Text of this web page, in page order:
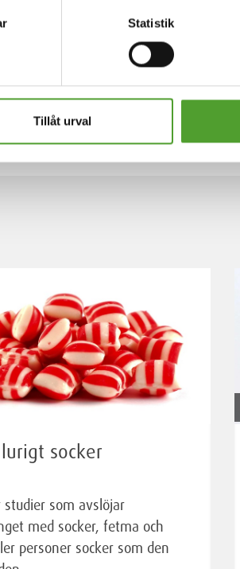
Statistik
Tillåt urval
socker
som avslöjar
med socker, fetma och
personer socker som den